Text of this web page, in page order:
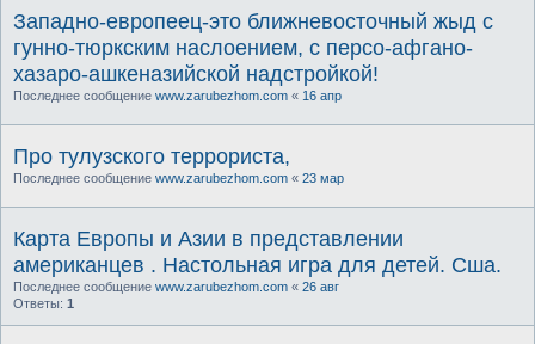
Западно-европеец-это ближневосточный жыд с
гунно-тюркским наслоением, с персо-афгано-
хазаро-ашкеназийской надстройкой!
Последнее сообщение www.zarubezhom.com « 16 апр
Про тулузского террориста,
Последнее сообщение www.zarubezhom.com « 23 мар
Карта Европы и Азии в представлении
американцев . Настольная игра для детей. Сша.
Последнее сообщение www.zarubezhom.com « 26 авг
Ответы: 1